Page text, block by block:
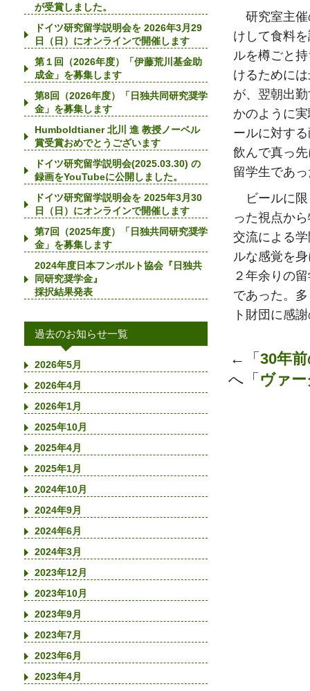
研究室主催
けして食料
ルを樽ごと
けるために
が、翌朝出
かのように
ールに対す
飲んで真っ
留学生であ
ビールに限
った視点か
交流による
ルな感覚を
２年余りの
であった。
ト財団に感
←「 30年
へ「 ヴァ
が受賞しました。
ドイツ研究留学説明会を 2026年3月29
日（日）にオンラインで開催します
第１回（2026年度）「伊藤荒川基金助
成金」を募集します
第8回（2026年度）「日独共同研究奨学
金」を募集します
Humboldtianer 北川 進 教授ノーベル
賞受賞おめでとうございます
ドイツ研究留学説明会(2025.03.30) の
録画をYouTubeに公開しました。
ドイツ研究留学説明会を 2025年3月30
日（日）にオンラインで開催します
第7回（2025年度）「日独共同研究奨学
金」を募集します
2024年度日本フンボルト協会『日独共
同研究奨学金』
採択結果発表
過去のお知らせ一覧
2026年5月
2026年4月
2026年1月
2025年10月
2025年4月
2025年1月
2024年10月
2024年9月
2024年6月
2024年3月
2023年12月
2023年10月
2023年9月
2023年7月
2023年6月
2023年4月